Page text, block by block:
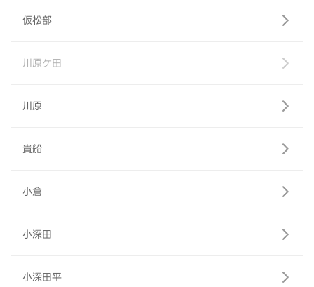
仮松部
川原ケ田
川原
貴船
小倉
小深田
小深田平